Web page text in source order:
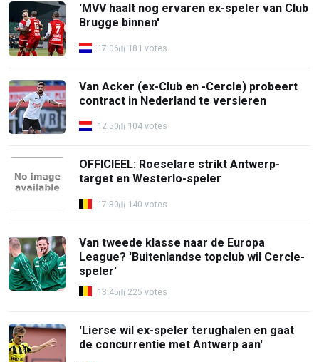
'MVV haalt nog ervaren ex-speler van Club
Brugge binnen'
17:06 181 votes
Van Acker (ex-Club en -Cercle) probeert
contract in Nederland te versieren
12:50 104 votes
OFFICIEEL: Roeselare strikt Antwerp-
target en Westerlo-speler
17:30 140 votes
Van tweede klasse naar de Europa
League? 'Buitenlandse topclub wil Cercle-
speler'
13:45 225 votes
'Lierse wil ex-speler terughalen en gaat
de concurrentie met Antwerp aan'